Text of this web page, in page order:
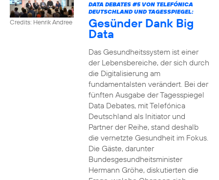
Credits: Henrik Andree
DATA DEBATES #5VON TELEFÓNICA
DEUTSCHLAND UND TAGESSPIEGEL:
Gesünder Dank Big
Data
Das Gesundheitssystem ist einer
der Lebensbereiche, der sich durch
die Digitalisierung am
fundamentalsten verändert. Bei der
fünften Ausgabe der Tagesspiegel
Data Debates, mit Telefónica
Deutschland als Initiator und
Partner der Reihe, stand deshalb
die vernetzte Gesundheit im Fokus.
Die Gäste, darunter
Bundesgesundheitsminister
Hermann Gröhe, diskutierten die